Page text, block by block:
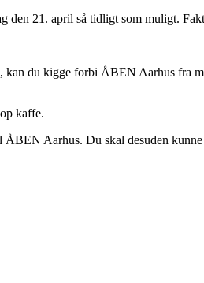
21. april så tidligt som muligt.
du kigge forbi ÅBEN Aarhus fra
kaffe.
Aarhus. Du skal desuden